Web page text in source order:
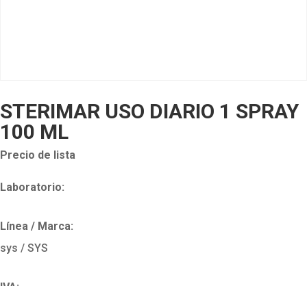
STERIMAR USO DIARIO 1 SPRAY
100 ML
Precio de lista
Laboratorio:
Línea / Marca:
sys / SYS